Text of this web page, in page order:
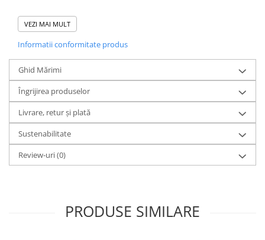
Caracteristici:
- Fermoar nylon reverse coil în partea frontală centrală,
cu protecție pentru bărbie
- Mâneci montate
- Buzunare tip welt cu fermoar și cheițe grosgrain
- Clapete nefuncționale în față și în spate
- Tiv curbat, mai scurt în față și mai lung în spate, pentru
VEZI MAI MULT
Informatii conformitate produs
Ghid Mărimi
Îngrijirea produselor
Livrare, retur și plată
Sustenabilitate
Review-uri(0)
PRODUSE SIMILARE